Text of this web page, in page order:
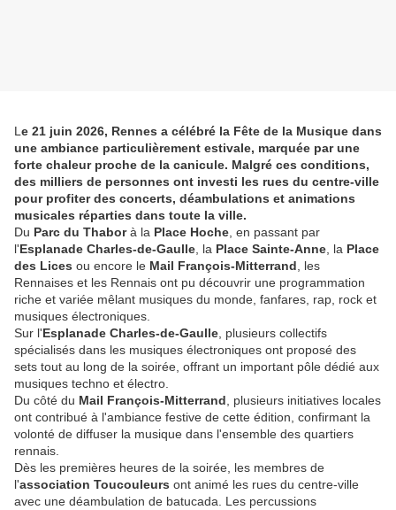
L e 21 juin 2026, Rennes a célébré la Fête de la Musique dans
une ambiance particulièrement estivale, marquée par une
forte chaleur proche de la canicule. Malgré ces conditions,
des milliers de personnes ont investi les rues du centre-ville
pour profiter des concerts, déambulations et animations
musicales réparties dans toute la ville.
Du Parc du Thaborà la Place Hoche , en passant par
l'Esplanade Charles-de-Gaulle , la Place Sainte-Anne , la Place
des Lices ou encore le Mail François-Mitterrand , les
Rennaises et les Rennais ont pu découvrir une programmation
riche et variée mêlant musiques du monde, fanfares, rap, rock et
musiques électroniques.
Sur l'Esplanade Charles-de-Gaulle , plusieurs collectifs
spécialisés dans les musiques électroniques ont proposé des
sets tout au long de la soirée, offrant un important pôle dédié aux
musiques techno et électro.
Du côté du Mail François-Mitterrand , plusieurs initiatives locales
ont contribué à l'ambiance festive de cette édition, confirmant la
volonté de diffuser la musique dans l'ensemble des quartiers
rennais.
Dès les premières heures de la soirée, les membres de
l'association Toucouleurs ont animé les rues du centre-ville
avec une déambulation de batucada. Les percussions